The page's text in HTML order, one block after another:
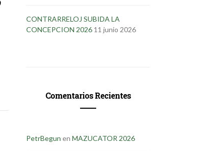
CONTRARRELOJ SUBIDA LA
CONCEPCION 2026 11 junio 2026
Comentarios Recientes
PetrBegun en MAZUCATOR 2026